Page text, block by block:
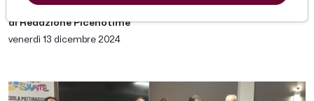
di Redazione Picenotime
venerdì 13 dicembre 2024